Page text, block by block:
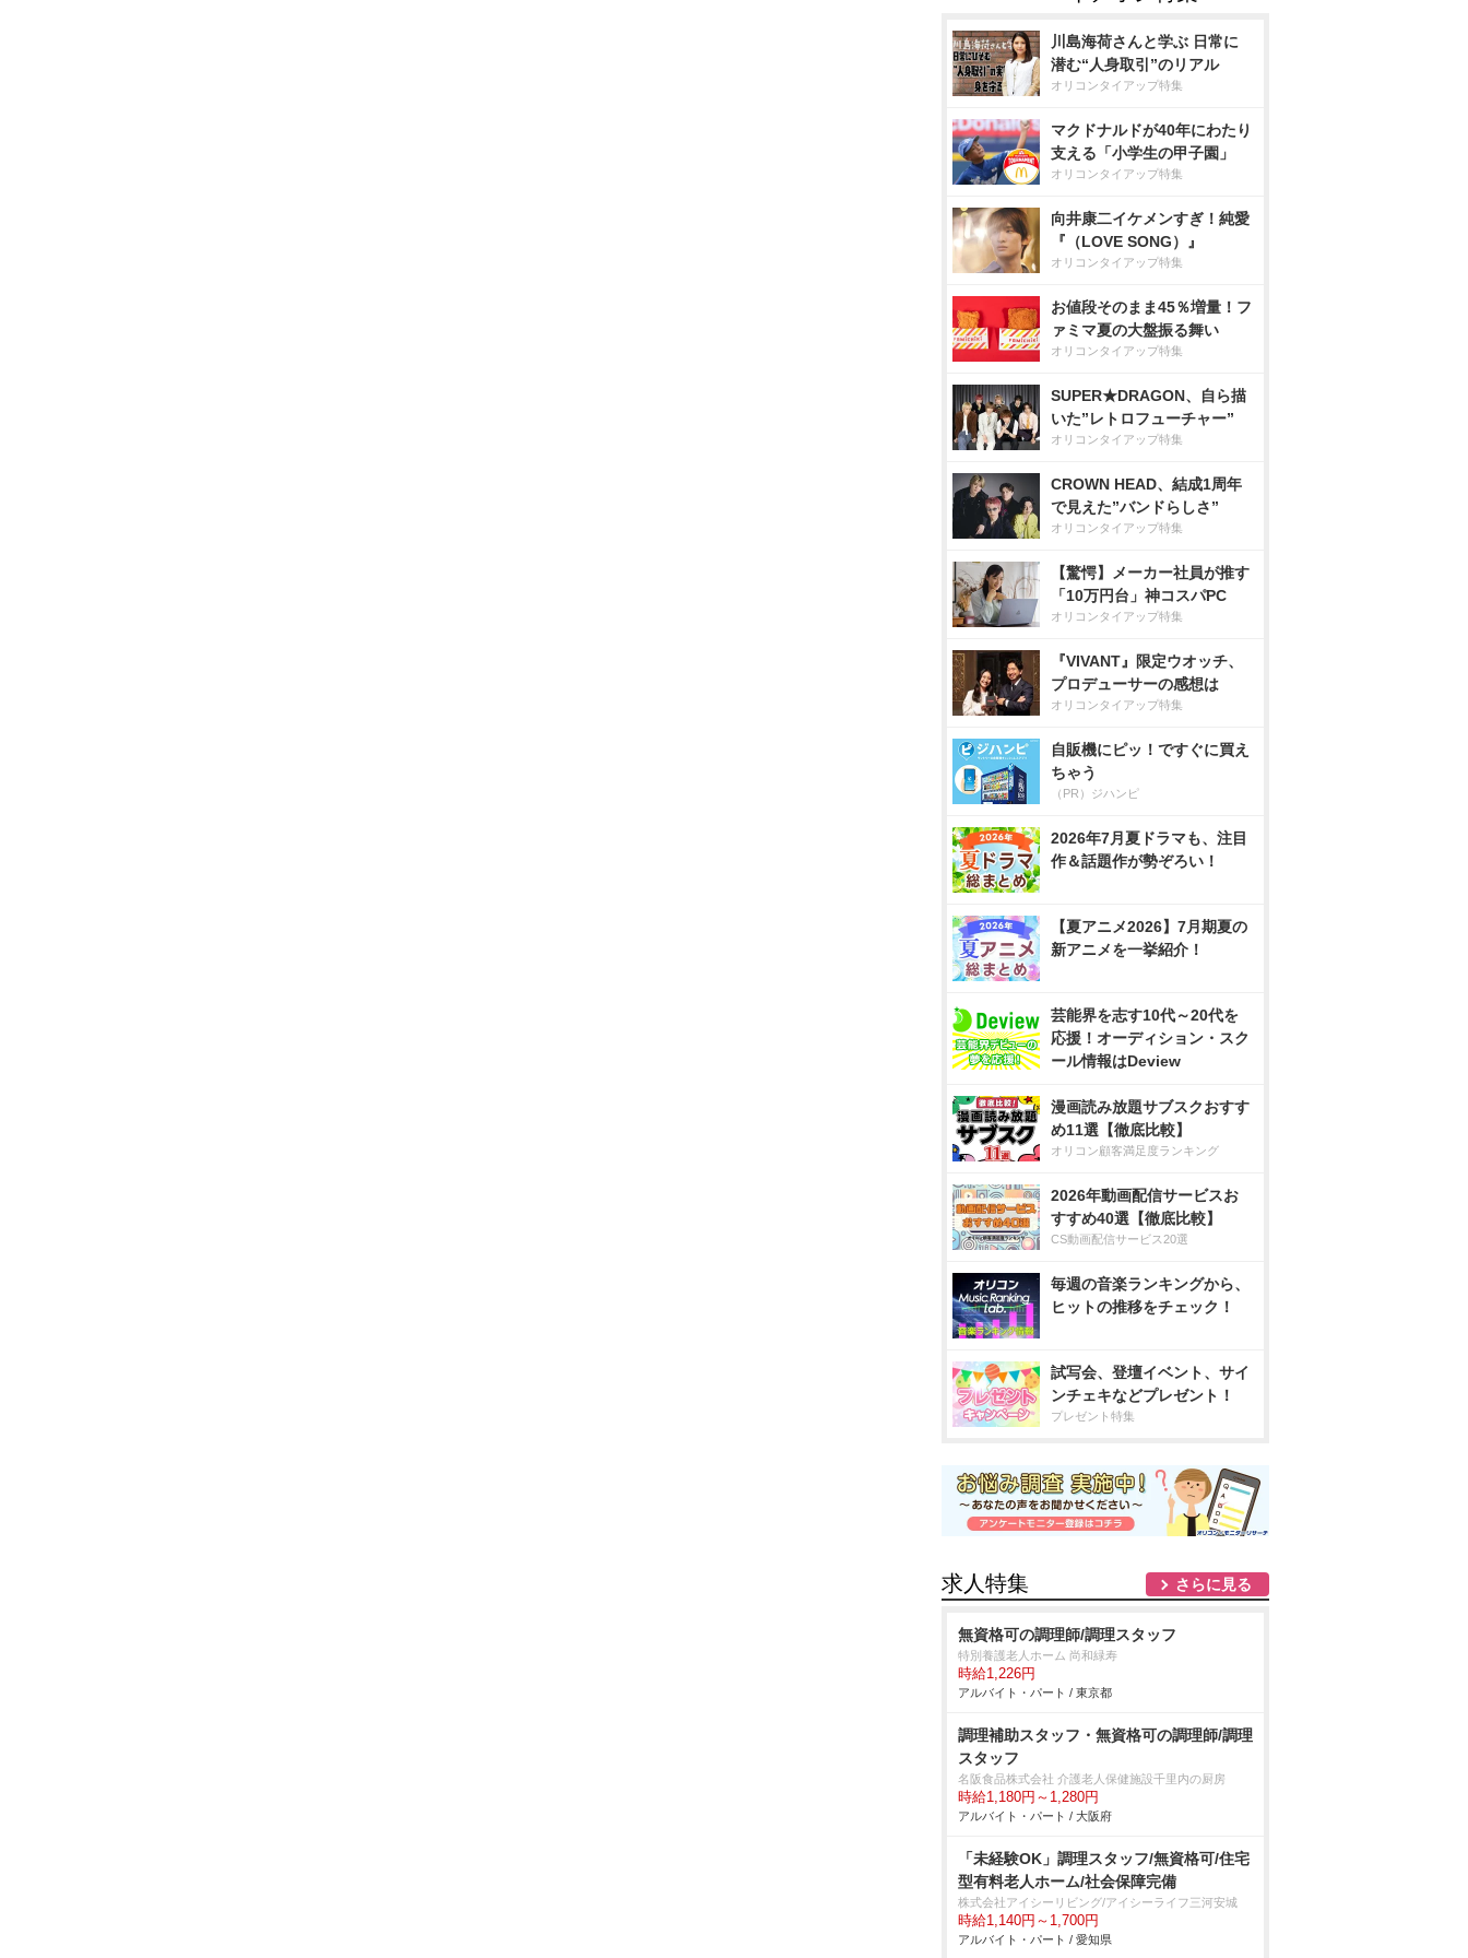
川島海荷さんと学ぶ 日常に
潜む“人身取引”のリアル
オリコンタイアップ特集
マクドナルドが40年にわたり
支える「小学生の甲子園」
オリコンタイアップ特集
向井康二イケメンすぎ！純愛
『（LOVE SONG）』
オリコンタイアップ特集
お値段そのまま45％増量！フ
ァミマ夏の大盤振る舞い
オリコンタイアップ特集
SUPER★DRAGON、自ら描
いた”レトロフューチャー”
オリコンタイアップ特集
CROWN HEAD、結成1周年
で見えた”バンドらしさ”
オリコンタイアップ特集
【驚愕】メーカー社員が推す
「10万円台」神コスパPC
オリコンタイアップ特集
『VIVANT』限定ウオッチ、
プロデューサーの感想は
オリコンタイアップ特集
自販機にピッ！ですぐに買え
ちゃう
（PR）ジハンピ
2026年7月夏ドラマも、注目
作＆話題作が勢ぞろい！
【夏アニメ2026】7月期夏の
新アニメを一挙紹介！
芸能界を志す10代～20代を
応援！オーディション・スク
ール情報はDeview
漫画読み放題サブスクおすす
め11選【徹底比較】
オリコン顧客満足度ランキング
2026年動画配信サービスお
すすめ40選【徹底比較】
CS動画配信サービス20選
毎週の音楽ランキングから、
ヒットの推移をチェック！
試写会、登壇イベント、サイ
ンチェキなどプレゼント！
プレゼント特集
求人特集 さらに見る
無資格可の調理師/調理スタッフ
特別養護老人ホーム 尚和緑寿
時給1,226円
アルバイト・パート / 東京都
調理補助スタッフ・無資格可の調理師/調理
スタッフ
名阪食品株式会社 介護老人保健施設千里内の厨房
時給1,180円～1,280円
アルバイト・パート / 大阪府
「未経験OK」調理スタッフ/無資格可/住宅
型有料老人ホーム/社会保障完備
株式会社アイシーリビング/アイシーライフ三河安城
時給1,140円～1,700円
アルバイト・パート / 愛知県